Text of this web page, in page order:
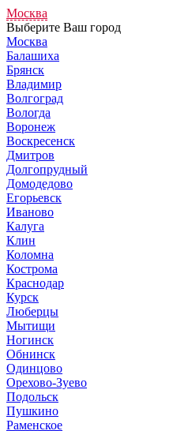
Москва
Выберите Ваш город
Москва
Балашиха
Брянск
Владимир
Волгоград
Вологда
Воронеж
Воскресенск
Дмитров
Долгопрудный
Домодедово
Егорьевск
Иваново
Калуга
Клин
Коломна
Кострома
Краснодар
Курск
Люберцы
Мытищи
Ногинск
Обнинск
Одинцово
Орехово-Зуево
Подольск
Пушкино
Раменское